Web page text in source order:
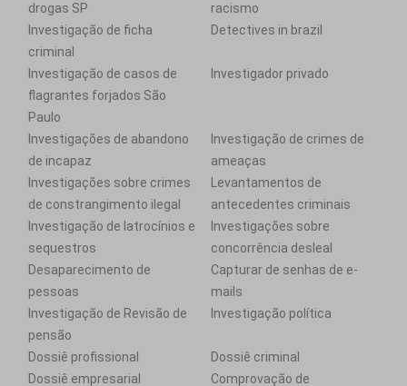
drogas SP
racismo
Investigação de ficha
criminal
Detectives in brazil
Investigação de casos de
flagrantes forjados São
Paulo
Investigador privado
Investigações de abandono
de incapaz
Investigação de crimes de
ameaças
Investigações sobre crimes
de constrangimento ilegal
Levantamentos de
antecedentes criminais
Investigação de latrocínios e
sequestros
Investigações sobre
concorrência desleal
Desaparecimento de
pessoas
Capturar de senhas de e-
mails
Investigação de Revisão de
pensão
Investigação política
Dossiê profissional
Dossiê criminal
Dossiê empresarial
Comprovação de